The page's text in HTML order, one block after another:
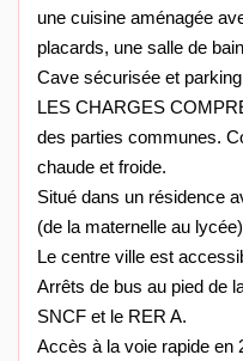
une cuisine aménagée
placards, une salle de
Cave sécurisée et
LES CHARGES
des parties communes.
chaude et froide.
Situé dans un résidence
(de la maternelle au
Le centre ville est
Arrêts de bus au pied de
SNCF et le RER A.
Accès à la voie rapide en